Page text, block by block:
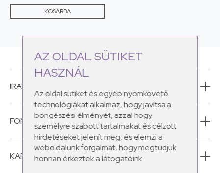
AZ OLDAL SÜTIKET
HASZNÁL
Az oldal sütiket és egyéb nyomkövető
technológiákat alkalmaz, hogy javítsa a
böngészési élményét, azzal hogy
személyre szabott tartalmakat és célzott
hirdetéseket jelenít meg, és elemzi a
weboldalunk forgalmát, hogy megtudjuk
honnan érkeztek a látogatóink.
KOSÁRBA
IRATKOZZ FEL HÍRLEVELÜNKRE!
FONTOS INFORMÁCIÓK
KAPCSOLAT